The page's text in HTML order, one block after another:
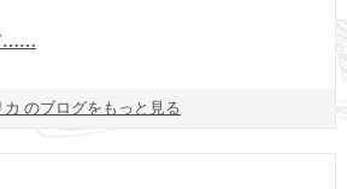
……
カ のブログをもっと見る